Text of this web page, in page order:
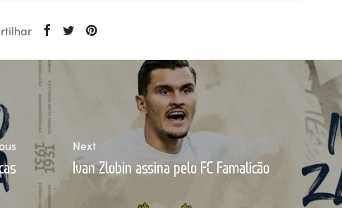
Next
Ivan Zlobin assina pelo FC Famalicão